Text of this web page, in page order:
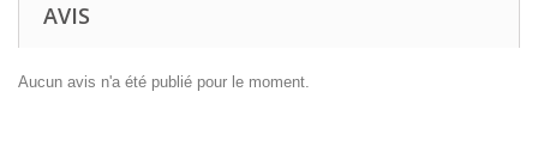
AVIS
Aucun avis n'a été publié pour le moment.